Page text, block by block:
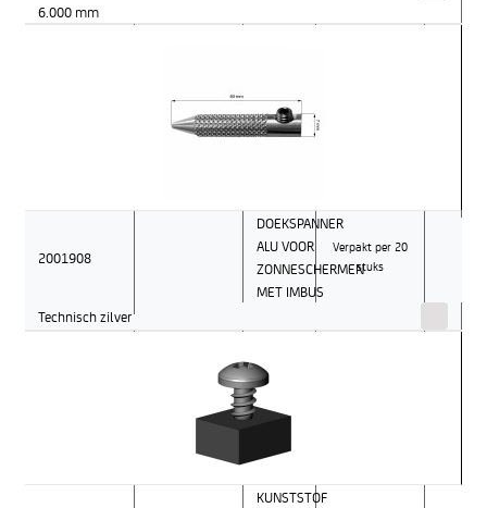
6.000 mm
2001908
DOEKSPANNER
ALU VOOR
ZONNESCHERMEN
MET IMBUS
Verpakt per 20
stuks
Technisch zilver
KUNSTSTOF